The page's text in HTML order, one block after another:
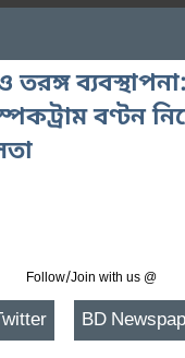
তরঙ্গ
বণ্টন
Follow/Join with us @
BD